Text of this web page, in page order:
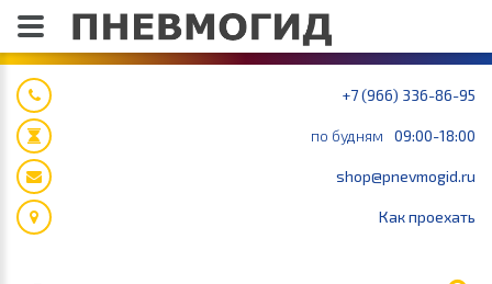
+7 (966) 336-86-95
по будням 09:00-18:00
shop@pnevmogid.ru
Как проехать